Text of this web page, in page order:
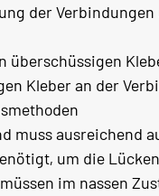
der
überschüssigen
Kleber an der
muss ausreichend
um die
im nassen